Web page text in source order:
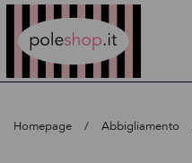
Homepage Abbigliamento